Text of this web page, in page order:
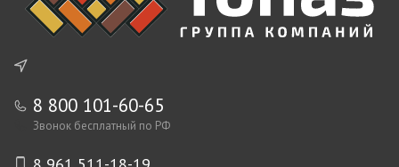
8 800 101-60-65
Звонок бесплатный по РФ